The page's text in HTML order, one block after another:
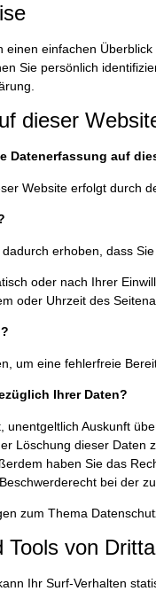
einen einfachen
Sie persönlich
dieser
Datenerfassung auf
Website erfolgt durch
erhoben, dass
oder nach Ihrer
oder Uhrzeit des
um eine fehlerfreie
Ihrer Daten?
unentgeltlich Auskunft
Löschung dieser Daten
haben Sie das
bei der
zum Thema
Tools von
Ihr Surf-Verhalten